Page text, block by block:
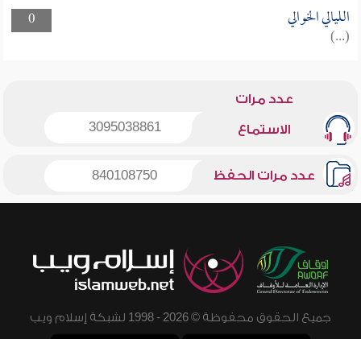
0
الليالي الخوالي
(...)
عدد مرات
الاستماع 3095038861
عدد مرات الحفظ 840108750
جميع الحقوق محفوظة © 2026 - 1998 لشبكة إسلام ويب